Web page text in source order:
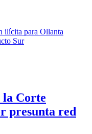
la Corte
presunta red